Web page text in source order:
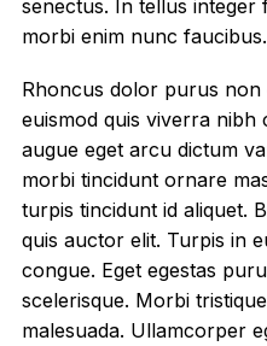
senectus. In tellus integer
morbi enim nunc faucibus.
Rhoncus dolor purus non
euismod quis viverra nibh
augue eget arcu dictum
morbi tincidunt ornare
turpis tincidunt id aliquet.
quis auctor elit. Turpis in
congue. Eget egestas
scelerisque. Morbi
malesuada. Ullamcorper